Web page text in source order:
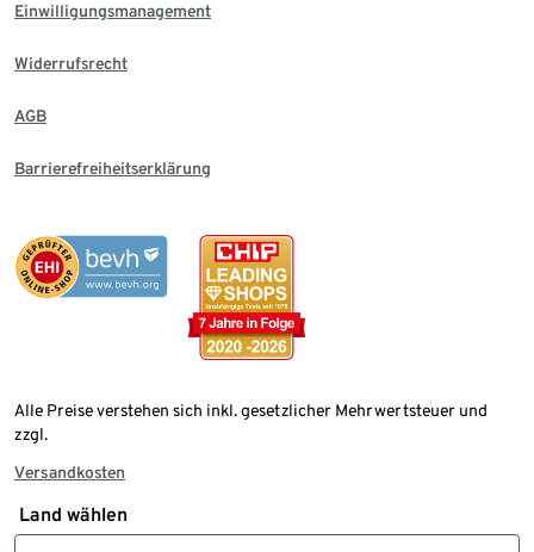
Einwilligungsmanagement
Widerrufsrecht
AGB
Barrierefreiheitserklärung
Alle Preise verstehen sich inkl. gesetzlicher Mehrwertsteuer und
zzgl.
Versandkosten
Land wählen